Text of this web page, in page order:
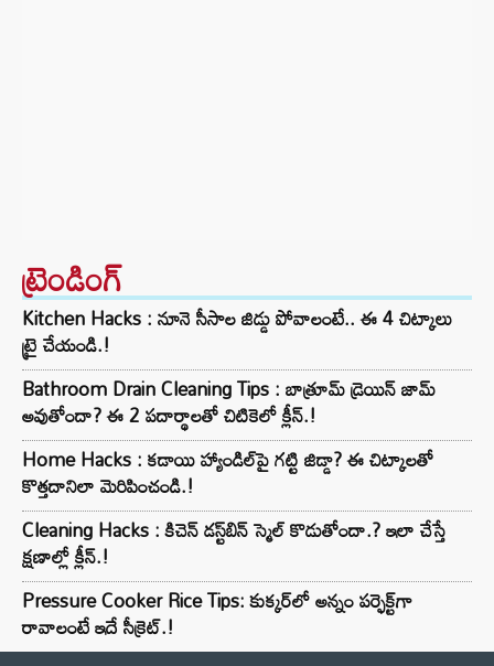
ట్రెండింగ్‌
Kitchen Hacks : నూనె సీసాల జిడ్డు పోవాలంటే.. ఈ 4 చిట్కాలు
ట్రై చేయండి.!
Bathroom Drain Cleaning Tips : బాత్రూమ్ డ్రెయిన్ జామ్
అవుతోందా? ఈ 2 పదార్థాలతో చిటికెలో క్లీన్.!
Home Hacks : కడాయి హ్యాండిల్‌పై గట్టి జిడ్డా? ఈ చిట్కాలతో
కొత్తదానిలా మెరిపించండి.!
Cleaning Hacks : కిచెన్ డస్ట్‌బిన్ స్మెల్ కొడుతోందా.? ఇలా చేస్తే
క్షణాల్లో క్లీన్.!
Pressure Cooker Rice Tips: కుక్కర్‌లో అన్నం పర్ఫెక్ట్‌గా
రావాలంటే ఇదే సీక్రెట్.!